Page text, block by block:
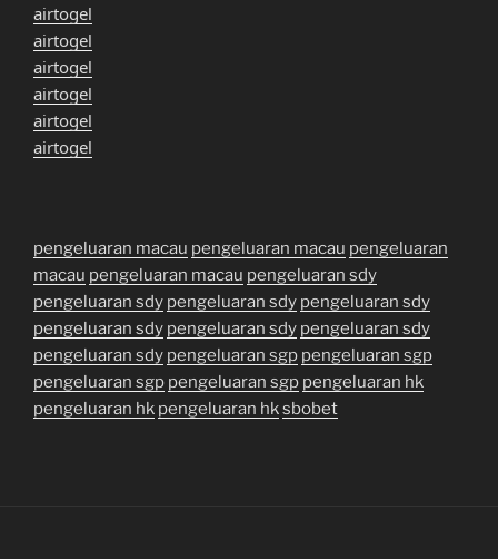
airtogel
airtogel
airtogel
airtogel
airtogel
airtogel
pengeluaran macau pengeluaran macau pengeluaran
macau pengeluaran macau pengeluaran sdy
pengeluaran sdy pengeluaran sdy pengeluaran sdy
pengeluaran sdy pengeluaran sdy pengeluaran sdy
pengeluaran sdy pengeluaran sgp pengeluaran sgp
pengeluaran sgp pengeluaran sgp pengeluaran hk
pengeluaran hk pengeluaran hksbobet